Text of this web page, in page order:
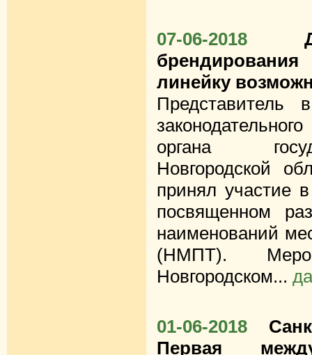
07-06-2018
линейку
органа
Новгородской
принял участие
посвященном
наименований
(НМПТ).
Новгородском...
01-06-2018
Первая